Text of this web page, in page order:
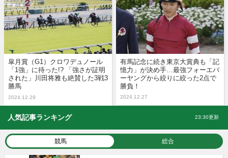
皐月賞（G1）クロワデュノール
「1強」に待った!? 「強さが証明
された」川田将雅も絶賛した3戦3
勝馬
2024.12.29
有馬記念に続き東京大賞典も「記
憶力」が決め手…最強フォーエバ
ーヤングから絞りに絞った2点で
勝負！
2024.12.27
人気記事ランキング 23:30更新
競馬 総合